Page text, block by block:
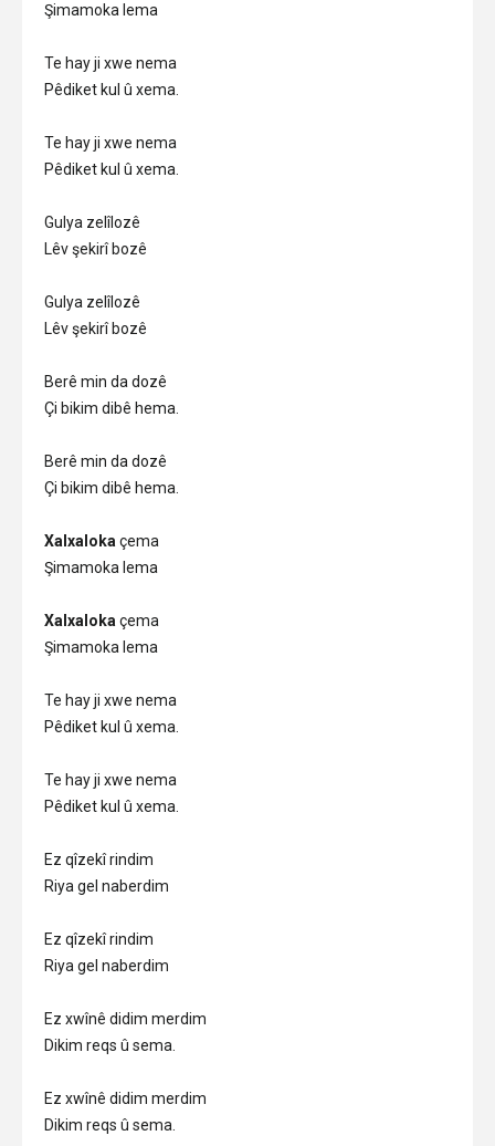
Şimamoka lema
Te hay ji xwe nema
Pêdiket kul û xema.
Te hay ji xwe nema
Pêdiket kul û xema.
Gulya zelîlozê
Lêv şekirî bozê
Gulya zelîlozê
Lêv şekirî bozê
Berê min da dozê
Çi bikim dibê hema.
Berê min da dozê
Çi bikim dibê hema.
Xalxalokaçema
Şimamoka lema
Xalxalokaçema
Şimamoka lema
Te hay ji xwe nema
Pêdiket kul û xema.
Te hay ji xwe nema
Pêdiket kul û xema.
Ez qîzekî rindim
Riya gel naberdim
Ez qîzekî rindim
Riya gel naberdim
Ez xwînê didim merdim
Dikim reqs û sema.
Ez xwînê didim merdim
Dikim reqs û sema.